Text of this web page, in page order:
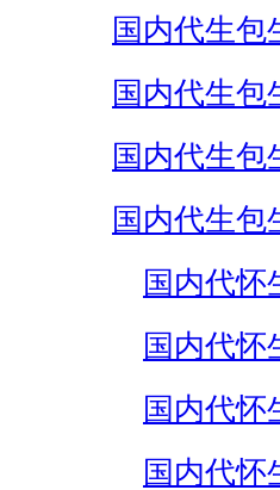
国内代生包
国内代生包
国内代生包
国内代生包
国内代怀
国内代怀
国内代怀
国内代怀